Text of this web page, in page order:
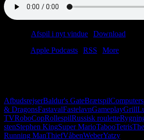
Afspil i nyt vindue Download
Apple Podcasts RSS
More
AfbudsrejserBaldur's GateBrætspil
& DragonsFastavalFastelavnGameplayGrill
TVRoboCopRollespilRussisk roulette
stenStephen KingSuper MarioTabooTetris
Running ManThiefVåbenWeberYatzy